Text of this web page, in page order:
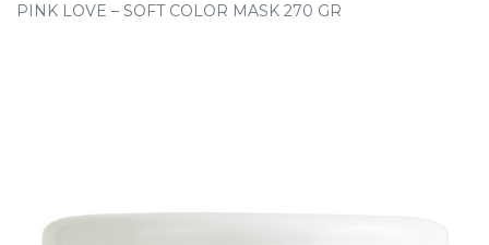
PINK LOVE – SOFT COLOR MASK 270 GR